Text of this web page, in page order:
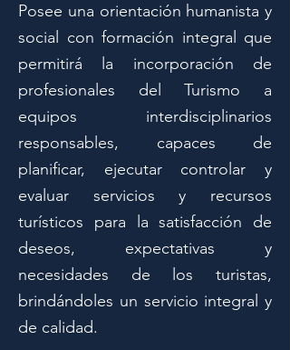
Posee una orientación humanista y
social con formación integral que
permitirá la incorporación de
profesionales del Turismo a
equipos interdisciplinarios
responsables, capaces de
planificar, ejecutar controlar y
evaluar servicios y recursos
turísticos para la satisfacción de
deseos, expectativas y
necesidades de los turistas,
brindándoles un servicio integral y
de calidad.